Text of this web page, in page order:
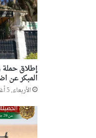
إطلاق
المبكر عن
الأربعاء, 5 أغسطس 2026, 18:01